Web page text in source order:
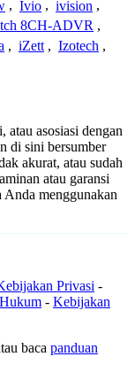
, Ivio , ivision ,
8CH-ADVR ,
, iZett , Izotech ,
asosiasi dengan
di sini bersumber
akurat, atau sudah
atau garansi
Anda menggunakan
Privasi -
- Kebijakan
baca panduan